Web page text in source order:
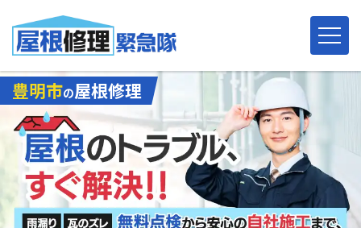
豊明市の屋根修理